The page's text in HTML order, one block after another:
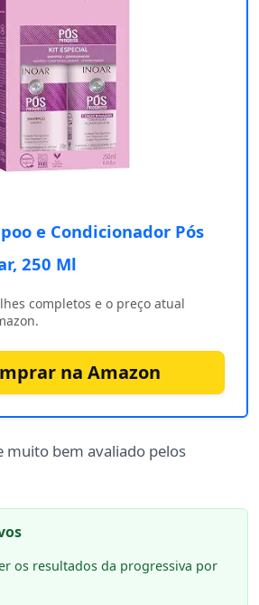
e Condicionador Pós
250 Ml
completos e o preço atual
na Amazon
muito bem avaliado pelos
os resultados da progressiva por